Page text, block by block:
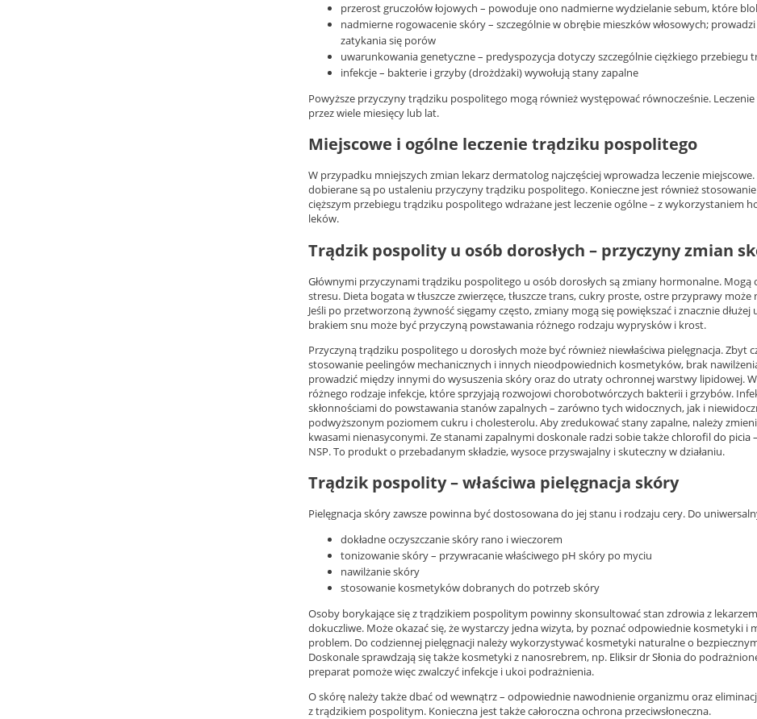
przerost gruczołów łojowych – powoduje ono nadmierne wydzielanie sebum, które
nadmierne rogowacenie skóry – szczególnie w obrębie mieszków włosowych;
zatykania się porów
uwarunkowania genetyczne – predyspozycja dotyczy szczególnie ciężkiego przebiegu
infekcje – bakterie i grzyby (drożdżaki) wywołują stany zapalne
Powyższe przyczyny trądziku pospolitego mogą również występować równocześnie.
przez wiele miesięcy lub lat.
Miejscowe i ogólne leczenie trądziku pospolitego
W przypadku mniejszych zmian lekarz dermatolog najczęściej wprowadza leczenie
dobierane są po ustaleniu przyczyny trądziku pospolitego. Konieczne jest również
cięższym przebiegu trądziku pospolitego wdrażane jest leczenie ogólne – z
leków.
Trądzik pospolity u osób dorosłych – przyczyny zmian
Głównymi przyczynami trądziku pospolitego u osób dorosłych są zmiany hormonalne.
stresu. Dieta bogata w tłuszcze zwierzęce, tłuszcze trans, cukry proste, ostre przyprawy
Jeśli po przetworzoną żywność sięgamy często, zmiany mogą się powiększać i znacznie
brakiem snu może być przyczyną powstawania różnego rodzaju wyprysków i krost.
Przyczyną trądziku pospolitego u dorosłych może być również niewłaściwa pielęgnacja. Zbyt
stosowanie peelingów mechanicznych i innych nieodpowiednich kosmetyków, brak
prowadzić między innymi do wysuszenia skóry oraz do utraty ochronnej warstwy lipidowej.
różnego rodzaje infekcje, które sprzyjają rozwojowi chorobotwórczych bakterii i grzybów.
skłonnościami do powstawania stanów zapalnych – zarówno tych widocznych, jak i
podwyższonym poziomem cukru i cholesterolu. Aby zredukować stany zapalne, należy
kwasami nienasyconymi. Ze stanami zapalnymi doskonale radzi sobie takżechlorofil do picia
NSP. To produkt o przebadanym składzie, wysoce przyswajalny i skuteczny w działaniu.
Trądzik pospolity – właściwa pielęgnacja skóry
Pielęgnacja skóry zawsze powinna być dostosowana do jej stanu i rodzaju cery. Do
dokładne oczyszczanie skóry rano i wieczorem
tonizowanie skóry – przywracanie właściwego pH skóry po myciu
nawilżanie skóry
stosowanie kosmetyków dobranych do potrzeb skóry
Osoby borykające się z trądzikiem pospolitym powinny skonsultować stan zdrowia z
dokuczliwe. Może okazać się, że wystarczy jedna wizyta, by poznać odpowiednie kosmetyki
problem. Do codziennej pielęgnacji należy wykorzystywać kosmetyki naturalne o
Doskonale sprawdzają się także kosmetyki z nanosrebrem, np. Eliksir dr Słoniado
preparat pomoże więc zwalczyć infekcje i ukoi podrażnienia.
O skórę należy także dbać od wewnątrz – odpowiednie nawodnienie organizmu oraz
z trądzikiem pospolitym. Konieczna jest także całoroczna ochrona przeciwsłoneczna.